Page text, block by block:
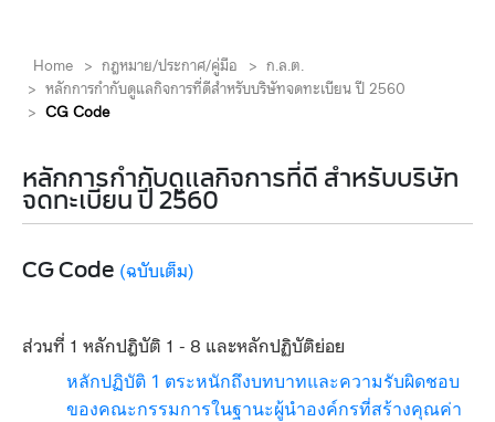
Home > กฎหมาย/ประกาศ/คู่มือ > ก.ล.ต.
> หลักการกำกับดูแลกิจการที่ดีสำหรับบริษัทจดทะเบียน ปี 2560
> CG Code
หลักการกำกับดูแลกิจการที่ดี สำหรับบริษัท
จดทะเบียน ปี 2560
​​​​​​​CG Code (ฉบับเต็ม)​
ส่วนที่ 1 หลักปฎิบัติ 1 - 8 และหลักปฏิบัติย่อย
หลักปฏิบัติ 1 ตระหนักถึงบทบาทและความรับผิดชอบ
ของคณะกรรมการในฐานะผู้นำองค์กรที่สร้างคุณค่า